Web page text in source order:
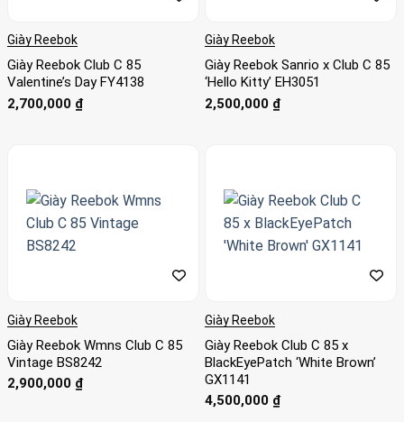
Giày Reebok
Giày Reebok Club C 85
Valentine’s Day FY4138
2,700,000 ₫
Giày Reebok
Giày Reebok Sanrio x Club C 85
‘Hello Kitty’ EH3051
2,500,000 ₫
Giày Reebok
Giày Reebok Wmns Club C 85
Vintage BS8242
2,900,000 ₫
Giày Reebok
Giày Reebok Club C 85 x
BlackEyePatch ‘White Brown’
GX1141
4,500,000 ₫